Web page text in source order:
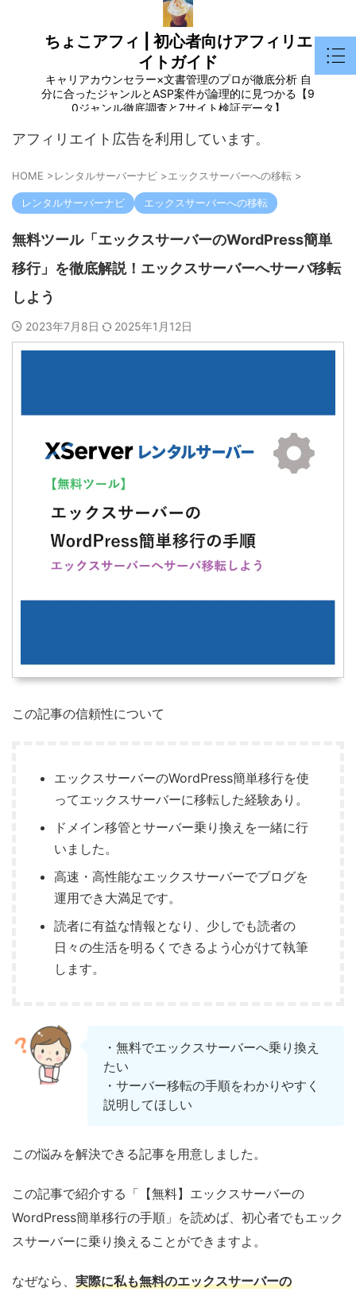
ちょこアフィ | 初心者向けアフィリエ
イトガイド
キャリアカウンセラー×文書管理のプロが徹底分析 自
分に合ったジャンルとASP案件が論理的に見つかる【9
0ジャンル徹底調査と7サイト検証データ】
アフィリエイト広告を利用しています。
HOME >レンタルサーバーナビ >エックスサーバーへの移転 >
レンタルサーバーナビ エックスサーバーへの移転
無料ツール「エックスサーバーのWordPress簡単
移行」を徹底解説！エックスサーバーへサーバ移転
しよう
2023年7月8日 2025年1月12日
この記事の信頼性について
エックスサーバーのWordPress簡単移行を使
ってエックスサーバーに移転した経験あり。
ドメイン移管とサーバー乗り換えを一緒に行
いました。
高速・高性能なエックスサーバーでブログを
運用でき大満足です。
読者に有益な情報となり、少しでも読者の
日々の生活を明るくできるよう心がけて執筆
します。
・無料でエックスサーバーへ乗り換え
たい
・サーバー移転の手順をわかりやすく
説明してほしい
この悩みを解決できる記事を用意しました。
この記事で紹介する「【無料】エックスサーバーの
WordPress簡単移行の手順」を読めば、初心者でもエック
スサーバーに乗り換えることができますよ。
なぜなら、 実際に私も無料のエックスサーバーの